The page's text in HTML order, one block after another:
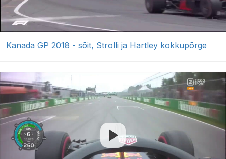
Kanada GP 2018 - sõit, Strolli ja Hartley kokkupõrge